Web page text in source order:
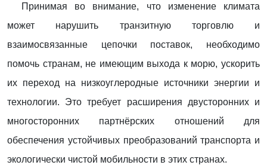
Принимая во внимание, что изменение климата
может нарушить транзитную торговлю и
взаимосвязанные цепочки поставок, необходимо
помочь странам, не имеющим выхода к морю, ускорить
их переход на низкоуглеродные источники энергии и
технологии. Это требует расширения двусторонних и
многосторонних партнёрских отношений для
обеспечения устойчивых преобразований транспорта и
экологически чистой мобильности в этих странах.